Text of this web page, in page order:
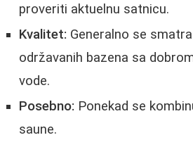
proveriti aktuelnu satnicu.
Kvalitet: Generalno se
održavanih bazena sa
vode.
Posebno: Ponekad se
saune.